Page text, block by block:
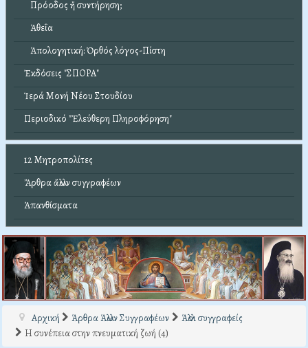
Πρόοδος ἤ συντήρηση;
Ἀθεΐα
Ἀπολογητική: Ὀρθός λόγος-Πίστη
Ἐκδόσεις "ΣΠΟΡΑ"
Ἱερά Μονή Νέου Στουδίου
Περιοδικό "Ἐλεύθερη Πληροφόρηση"
12 Μητροπολίτες
Ἄρθρα ἄλλων συγγραφέων
Ἀπανθίσματα
Αρχική Άρθρα Άλλων Συγγραφέων
Άλλοι συγγραφείς
Η συνέπεια στην πνευματική ζωή (4)